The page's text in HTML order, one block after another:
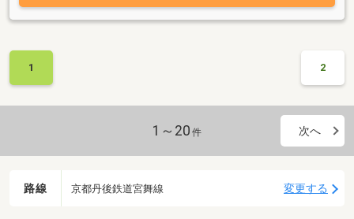
う努力いたしております。皆様のご来店、心よりお待ちしておりま
す。「家を借りる」 「家を買う」 「家を貸す」大切な住まいで
満足していただけるよう、精一杯サポートして参ります。
1 2
1～20 件 次へ
路線 京都丹後鉄道宮舞線 変更する